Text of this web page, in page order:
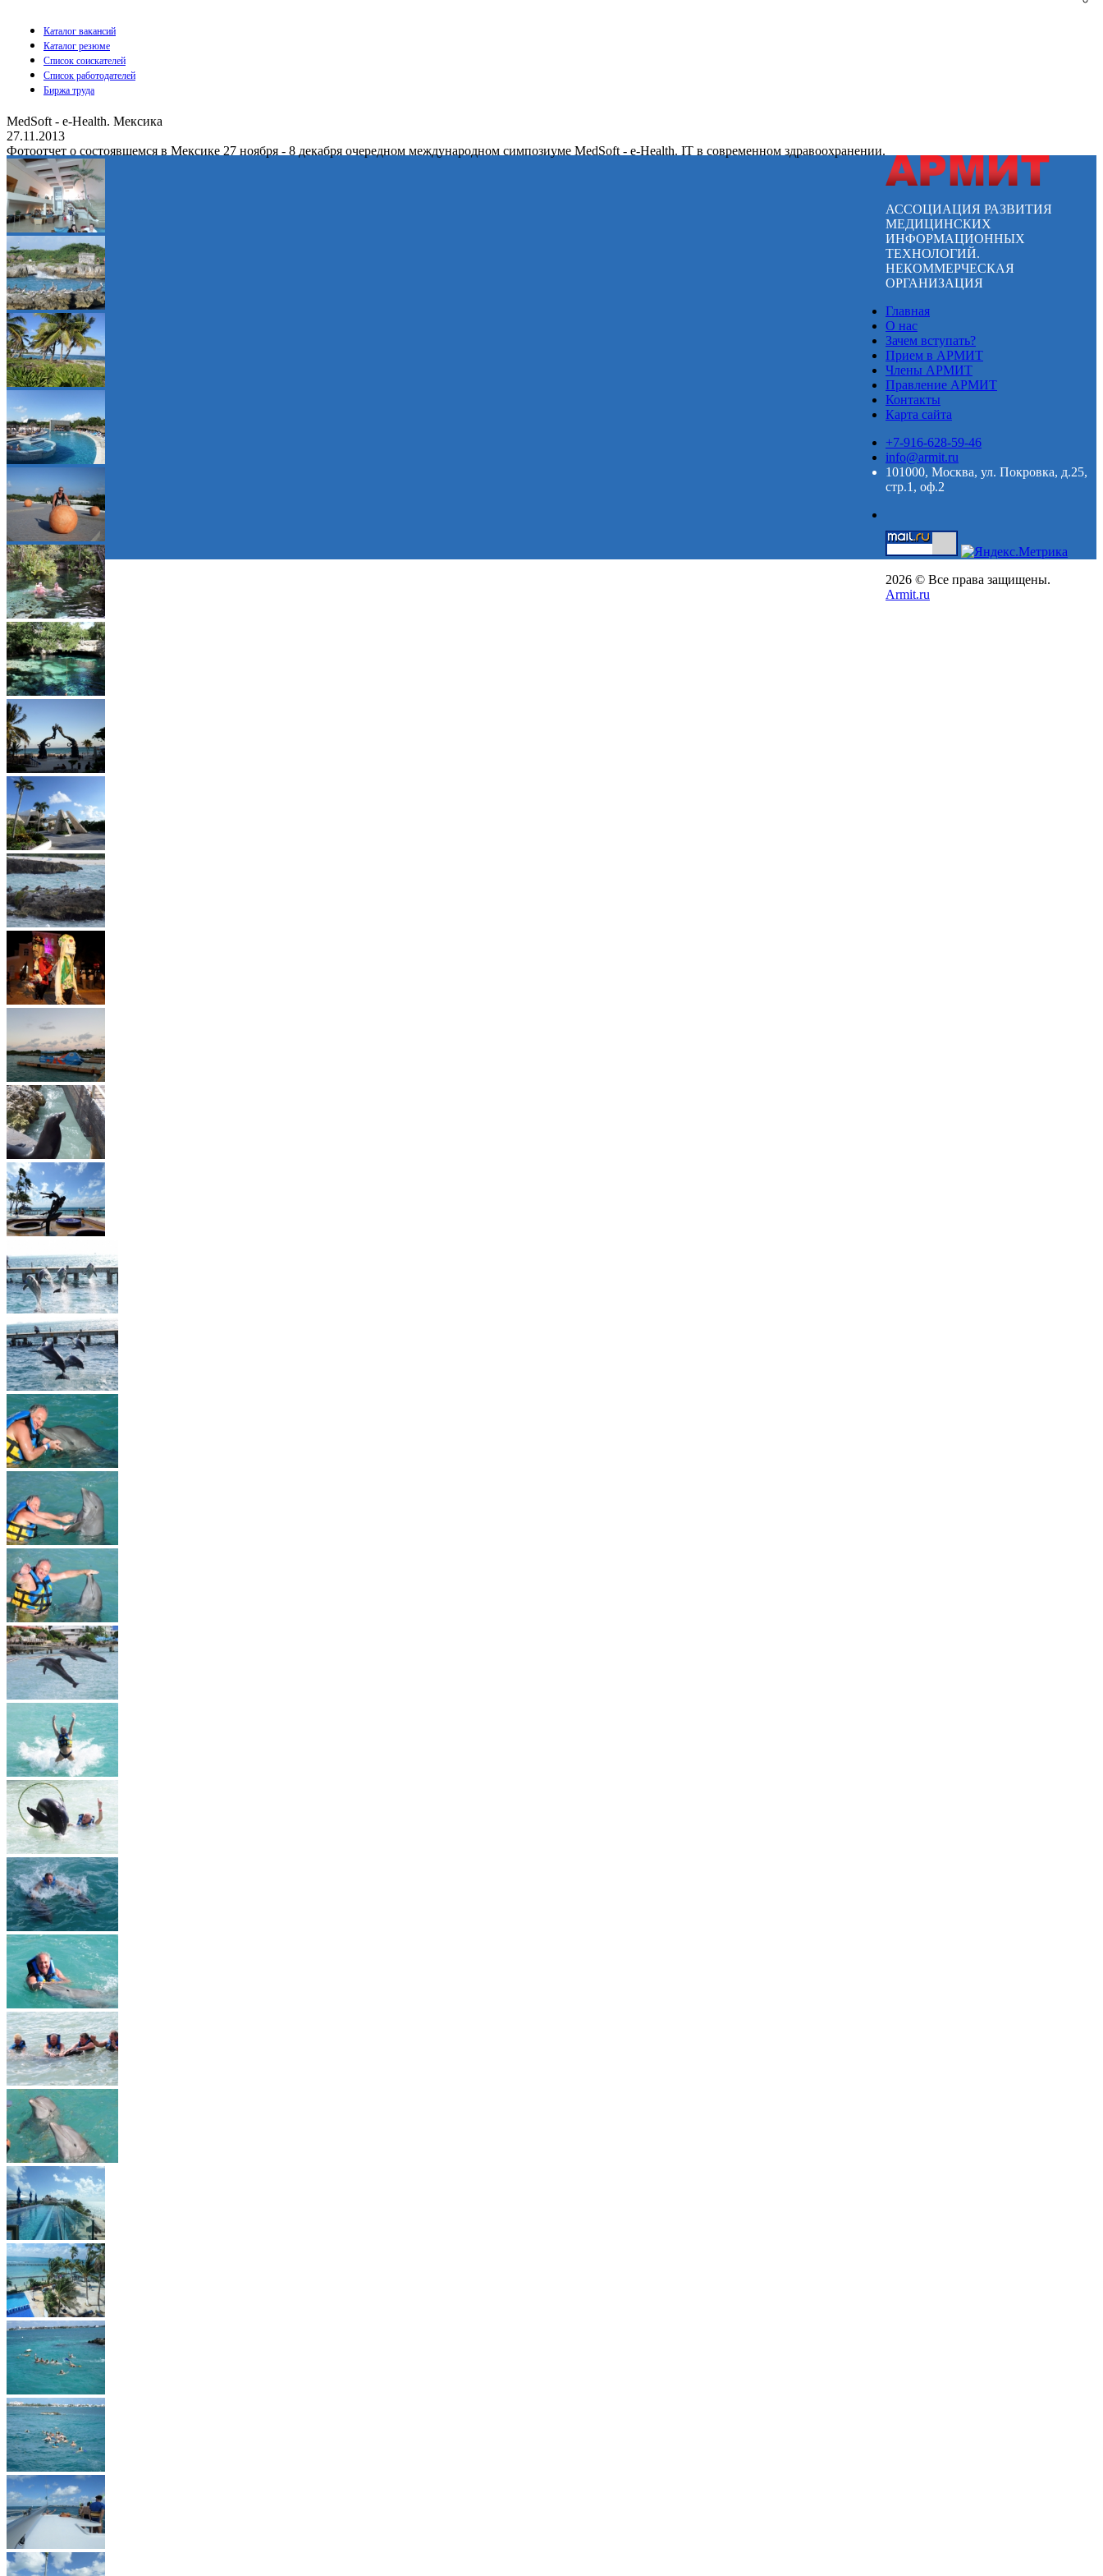
Каталог вакансий
Каталог резюме
Список соискателей
Список работодателей
Биржа труда
MedSoft - e-Health. Мексика
27.11.2013
Фотоотчет о состоявшемся в Мексике 27 ноября - 8 декабря очередном международном симпозиуме MedSoft - e-Health. IT в современном здравоохранении.
АССОЦИАЦИЯ РАЗВИТИЯ
МЕДИЦИНСКИХ
ИНФОРМАЦИОННЫХ
ТЕХНОЛОГИЙ.
НЕКОММЕРЧЕСКАЯ
ОРГАНИЗАЦИЯ
Главная
О нас
Зачем вступать?
Прием в АРМИТ
Члены АРМИТ
Правление АРМИТ
Контакты
Карта сайта
+7-916-628-59-46
info@armit.ru
101000, Москва, ул. Покровка, д.25,
стр.1, оф.2
2026 © Все права защищены.
Armit.ru